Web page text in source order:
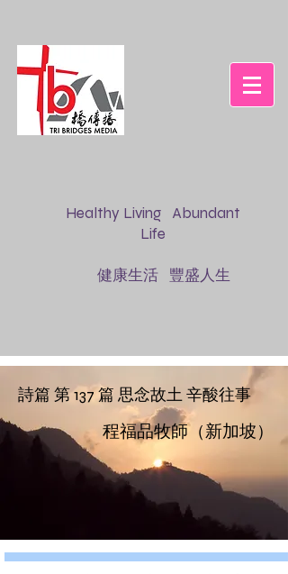
Healthy Living Abundant
Life
健康生活 豐盛人生
詩篇 第 137 篇 思念故土 辛酸往事
程福品牧師（新加坡）